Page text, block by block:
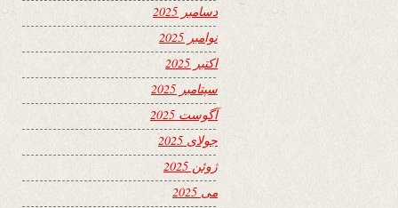
دسامبر 2025
نوامبر 2025
اکتبر 2025
سپتامبر 2025
آگوست 2025
جولای 2025
ژوئن 2025
می 2025